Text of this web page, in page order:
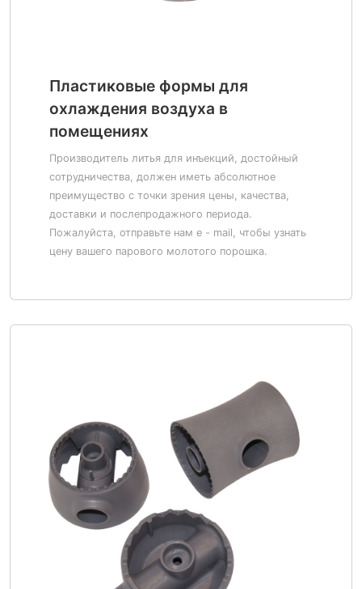
Пластиковые формы для
охлаждения воздуха в
помещениях
Производитель литья для инъекций, достойный
сотрудничества, должен иметь абсолютное
преимущество с точки зрения цены, качества,
доставки и послепродажного периода.
Пожалуйста, отправьте нам e - mail, чтобы узнать
цену вашего парового молотого порошка.